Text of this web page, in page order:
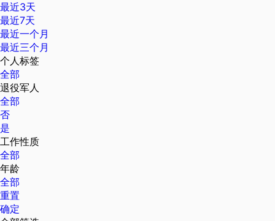
最近3天
最近7天
最近一个月
最近三个月
个人标签
全部
退役军人
全部
否
是
工作性质
全部
年龄
全部
重置
确定